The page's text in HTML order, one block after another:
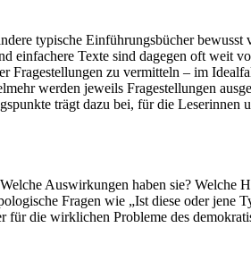
typische Einführungsbücher bewusst
einfachere Texte sind dagegen oft weit
Fragestellungen zu vermitteln – im
werden jeweils Fragestellungen
trägt dazu bei, für die Leserinnen
Auswirkungen haben sie? Welche
Fragen wie „Ist diese oder jene
die wirklichen Probleme des